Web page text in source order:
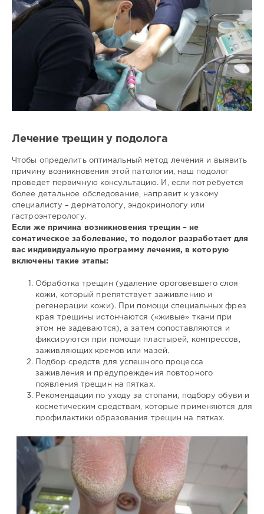
Лечение трещин у подолога
Чтобы определить оптимальный метод лечения и выявить
причину возникновения этой патологии, наш подолог
проведет первичную консультацию. И, если потребуется
более детальное обследование, направит к узкому
специалисту – дерматологу, эндокринологу или
гастроэнтерологу.
Если же причина возникновения трещин – не
соматическое заболевание, то подолог разработает для
вас индивидуальную программу лечения, в которую
включены такие этапы:
Обработка трещин (удаление ороговевшего слоя
кожи, который препятствует заживлению и
регенерации кожи). При помощи специальных фрез
края трещины истончаются («живые» ткани при
этом не задеваются), а затем сопоставляются и
фиксируются при помощи пластырей, компрессов,
заживляющих кремов или мазей.
Подбор средств для успешного процесса
заживления и предупреждения повторного
появления трещин на пятках.
Рекомендации по уходу за стопами, подбору обуви и
косметическим средствам, которые применяются для
профилактики образования трещин на пятках.